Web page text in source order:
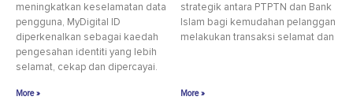
meningkatkan keselamatan data
pengguna, MyDigital ID
diperkenalkan sebagai kaedah
pengesahan identiti yang lebih
selamat, cekap dan dipercayai.
More »
strategik antara PTPTN dan Bank
Islam bagi kemudahan pelanggan
melakukan transaksi selamat dan
More »